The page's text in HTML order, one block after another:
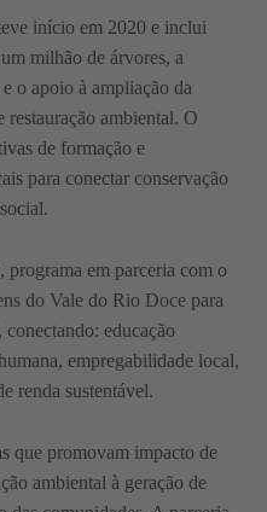
início em 2020 e inclui
milhão de árvores, a
o apoio à ampliação da
restauração ambiental. O
de formação e
para conectar conservação
em parceria com o
do Vale do Rio Doce para
conectando: educação
empregabilidade local,
renda sustentável.
que promovam impacto de
ambiental à geração de